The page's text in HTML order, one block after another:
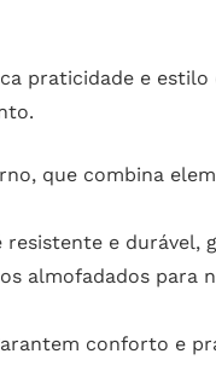
praticidade e estilo
que combina
e durável,
almofadados para
conforto e